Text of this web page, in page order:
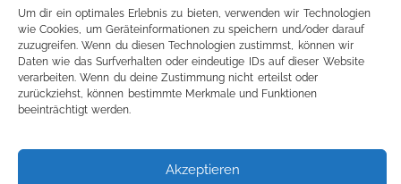
Um dir ein optimales Erlebnis zu bieten, verwenden wir Technologien
wie Cookies, um Geräteinformationen zu speichern und/oder darauf
zuzugreifen. Wenn du diesen Technologien zustimmst, können wir
Daten wie das Surfverhalten oder eindeutige IDs auf dieser Website
verarbeiten. Wenn du deine Zustimmung nicht erteilst oder
zurückziehst, können bestimmte Merkmale und Funktionen
beeinträchtigt werden.
Akzeptieren
Newsletter
Anmeldung
Mitglied
werden